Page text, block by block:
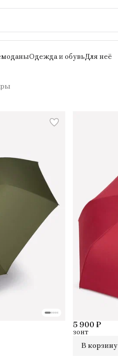
Одежда и обувьДля неё
5 900 ₽
зонт
В корзину